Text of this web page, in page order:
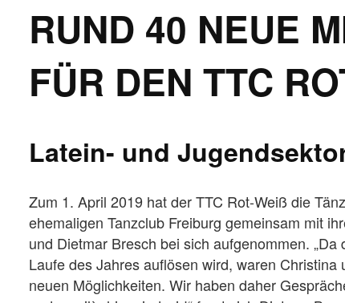
RUND 40 NEUE
FÜR DEN TTC
Latein- und
Zum 1. April 2019 hat der TTC Rot-Weiß die
ehemaligen Tanzclub Freiburg gemeinsam mit
und Dietmar Bresch bei sich aufgenommen. „Da
Laufe des Jahres auflösen wird, waren Christina
neuen Möglichkeiten. Wir haben daher